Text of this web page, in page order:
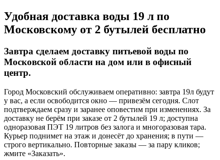
Удобная доставка воды 19 л по
Московскому от 2 бутылей бесплатно
Завтра сделаем доставку питьевой воды по
Московской области на дом или в офисный
центр.
Город Московский обслуживаем оперативно: завтра 19л будут
у вас, а если освободится окно — привезём сегодня. Слот
подтверждаем сразу и заранее оповестим при изменениях. За
доставку не берём при заказе от 2 бутылей 19 л; доступна
одноразовая ПЭТ 19 литров без залога и многоразовая тара.
Курьер поднимет на этаж и донесёт до хранения; в пути —
строго вертикально. Повторные заказы — за пару кликов;
жмите «Заказать».
З/п 32000-50000 руб.
Полный рабочий день
График 5/2
Оформление по ТК РФ
Добавить отзыв
Опубликовать
отзыв от клиента
Светлана Москва